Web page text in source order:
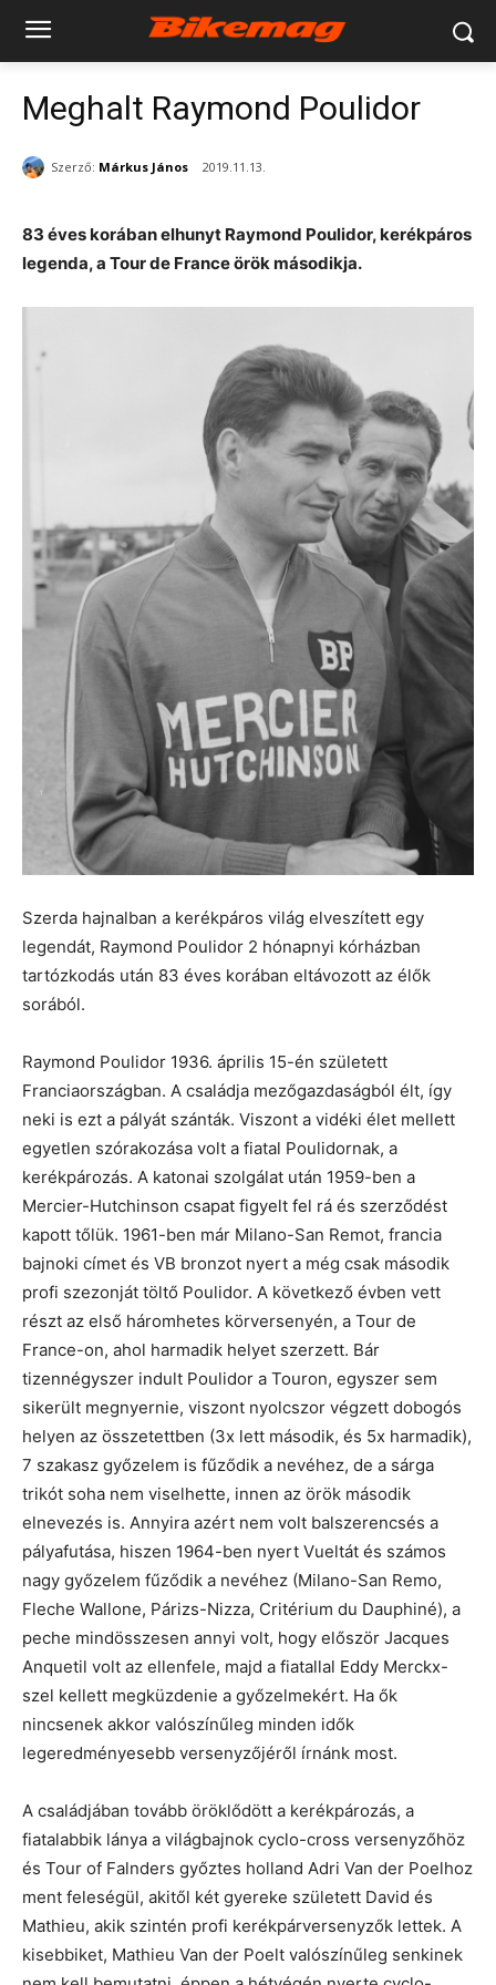
Meghalt Raymond Poulidor
Szerző: Márkus János 2019.11.13.
83 éves korában elhunyt Raymond Poulidor, kerékpáros
legenda, a Tour de France örök másodikja.
Szerda hajnalban a kerékpáros világ elveszített egy
legendát, Raymond Poulidor 2 hónapnyi kórházban
tartózkodás után 83 éves korában eltávozott az élők
sorából.
Raymond Poulidor 1936. április 15-én született
Franciaországban. A családja mezőgazdaságból élt, így
neki is ezt a pályát szánták. Viszont a vidéki élet mellett
egyetlen szórakozása volt a fiatal Poulidornak, a
kerékpározás. A katonai szolgálat után 1959-ben a
Mercier-Hutchinson csapat figyelt fel rá és szerződést
kapott tőlük. 1961-ben már Milano-San Remot, francia
bajnoki címet és VB bronzot nyert a még csak második
profi szezonját töltő Poulidor. A következő évben vett
részt az első háromhetes körversenyén, a Tour de
France-on, ahol harmadik helyet szerzett. Bár
tizennégyszer indult Poulidor a Touron, egyszer sem
sikerült megnyernie, viszont nyolcszor végzett dobogós
helyen az összetettben (3x lett második, és 5x harmadik),
7 szakasz győzelem is fűződik a nevéhez, de a sárga
trikót soha nem viselhette, innen az örök második
elnevezés is. Annyira azért nem volt balszerencsés a
pályafutása, hiszen 1964-ben nyert Vueltát és számos
nagy győzelem fűződik a nevéhez (Milano-San Remo,
Fleche Wallone, Párizs-Nizza, Critérium du Dauphiné), a
peche mindösszesen annyi volt, hogy először Jacques
Anquetil volt az ellenfele, majd a fiatallal Eddy Merckx-
szel kellett megküzdenie a győzelmekért. Ha ők
nincsenek akkor valószínűleg minden idők
legeredményesebb versenyzőjéről írnánk most.
A családjában tovább öröklődött a kerékpározás, a
fiatalabbik lánya a világbajnok cyclo-cross versenyzőhöz
és Tour of Falnders győztes holland Adri Van der Poelhoz
ment feleségül, akitől két gyereke született David és
Mathieu, akik szintén profi kerékpárversenyzők lettek. A
kisebbiket, Mathieu Van der Poelt valószínűleg senkinek